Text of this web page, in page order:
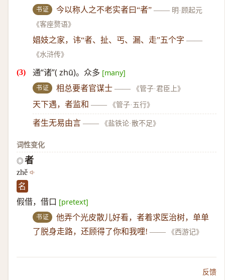
书证 今以称人之不老实者曰“者” —— 明·顾起元
《客座赘语》
娼妓之家，讳“者、扯、丐、漏、走”五个字 ——
《水浒传》
通“诸”( zhū)。众多 [many]
书证 相总要者官谋士 —— 《管子·君臣上》
天下遇，者监和 —— 《管子·五行》
者生无易由言 —— 《盐铁论·散不足》
词性变化
◎ 者
zhě
名
假借，借口 [pretext]
书证
他弄个光皮散儿好看，者着求医治树，单单
了脱身走路，还顾得了你和我哩! —— 《西游记》
反馈